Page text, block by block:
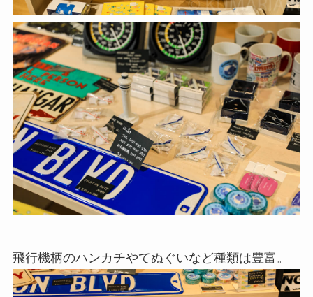
飛行機柄のハンカチやてぬぐいなど種類は豊富。